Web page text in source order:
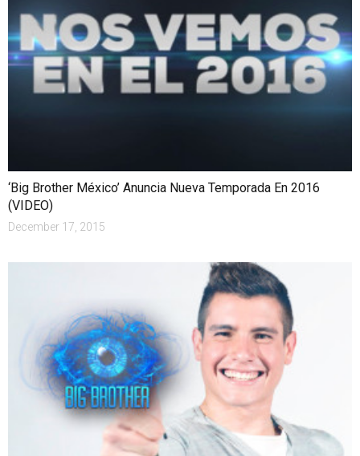
‘Big Brother México’ Anuncia Nueva Temporada En 2016
(VIDEO)
December 17, 2015